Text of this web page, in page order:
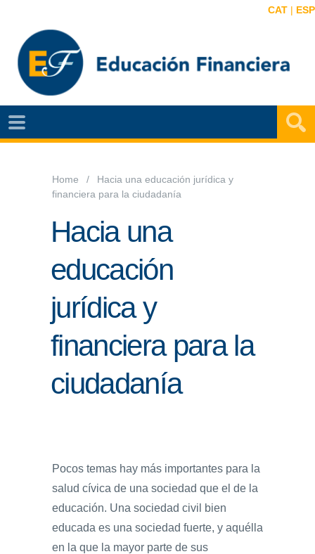
CAT | ESP
NOTÍCIAS
ENLACES
Home
Hacia una educación jurídica y
financiera para la ciudadanía
Hacia una
educación
jurídica y
financiera para la
ciudadanía
Pocos temas hay más importantes para la
salud cívica de una sociedad que el de la
educación. Una sociedad civil bien
educada es una sociedad fuerte, y aquélla
en la que la mayor parte de sus